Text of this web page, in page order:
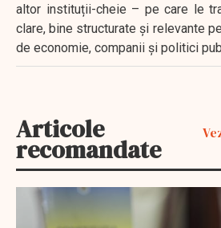
altor instituții-cheie – pe care le
clare, bine structurate și relevante
de economie, companii și politici
Articole
recomandate